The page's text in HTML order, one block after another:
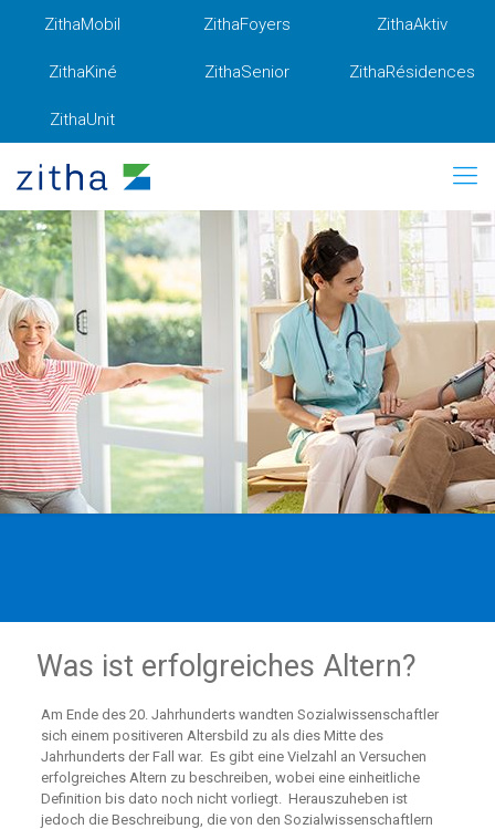
ZithaMobil ZithaFoyers ZithaAktiv
ZithaKiné ZithaSenior ZithaRésidences
ZithaUnit
Was ist erfolgreiches Altern?
Am Ende des 20. Jahrhunderts wandten Sozialwissenschaftler
sich einem positiveren Altersbild zu als dies Mitte des
Jahrhunderts der Fall war. Es gibt eine Vielzahl an Versuchen
erfolgreiches Altern zu beschreiben, wobei eine einheitliche
Definition bis dato noch nicht vorliegt. Herauszuheben ist
jedoch die Beschreibung, die von den Sozialwissenschaftlern